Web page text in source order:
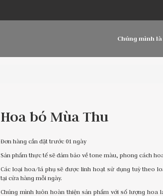
Chúng mình là
Hoa bó Mùa Thu
Đơn hàng cần đặt trước 01 ngày
Sản phẩm thực tế sẽ đảm bảo về tone màu, phong cách
Các loại hoa/lá phụ sẽ được linh hoạt sử dụng tuỳ theo
tại cửa hàng mỗi ngày.
Chúng mình luôn hoàn thiện sản phẩm với số lượng hoa